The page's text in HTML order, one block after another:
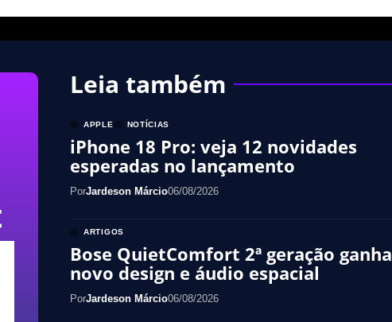
Leia também
APPLE NOTÍCIAS
iPhone 18 Pro: veja 12 novidades
esperadas no lançamento
PorJardeson Márcio06/08/2026
ARTIGOS
Bose QuietComfort 2ª geração ganha
novo design e áudio espacial
PorJardeson Márcio06/08/2026